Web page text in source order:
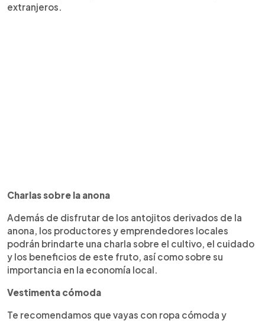
extranjeros.
Charlas sobre la anona
Además de disfrutar de los antojitos derivados de la
anona, los productores y emprendedores locales
podrán brindarte una charla sobre el cultivo, el cuidado
y los beneficios de este fruto, así como sobre su
importancia en la economía local.
Vestimenta cómoda
Te recomendamos que vayas con ropa cómoda y